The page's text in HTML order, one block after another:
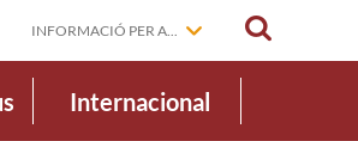
INFORMACIÓ PER A...
Internacional